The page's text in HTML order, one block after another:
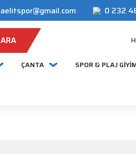
0 232
ARA
ÇANTA SPOR & PLAJ